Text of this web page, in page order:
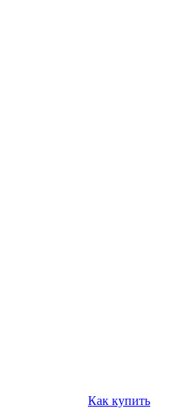
Как купить